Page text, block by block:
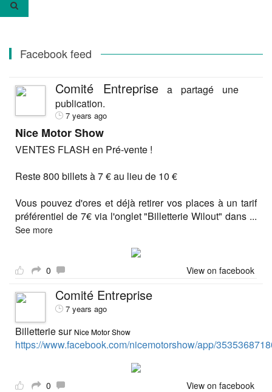
Facebook feed
Comité Entreprise a partagé une
publication.
7 years ago
Nice Motor Show
VENTES FLASH en Pré-vente !
Reste 800 billets à 7 € au lieu de 10 €
Vous pouvez d'ores et déjà retirer vos places à un tarif
préférentiel de 7€ via l'onglet "Billetterie Wilout" dans ...
See more
0 View on facebook
Comité Entreprise
7 years ago
Billetterie sur Nice Motor Show
https://www.facebook.com/nicemotorshow/app/
0 View on facebook